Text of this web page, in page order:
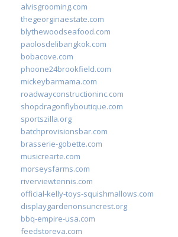
alvisgrooming.com
thegeorginaestate.com
blythewoodseafood.com
paolosdelibangkok.com
bobacove.com
phoone24brookfield.com
mickeybarmama.com
roadwayconstructioninc.com
shopdragonflyboutique.com
sportszilla.org
batchprovisionsbar.com
brasserie-gobette.com
musicrearte.com
morseysfarms.com
riverviewtennis.com
official-kelly-toys-squishmallows.com
displaygardenonsuncrest.org
bbq-empire-usa.com
feedstoreva.com